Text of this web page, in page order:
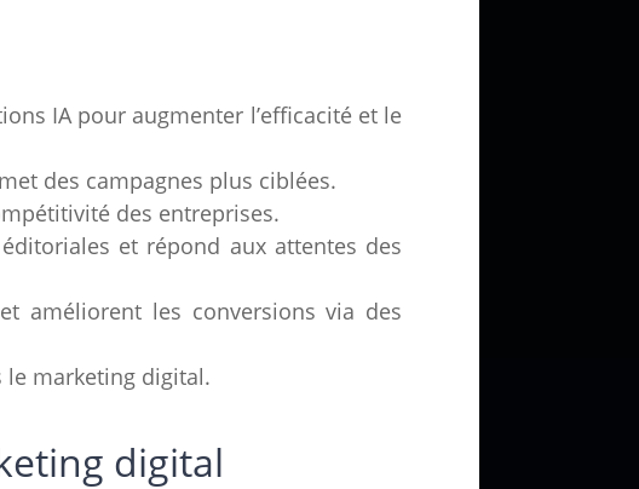
IA pour augmenter l’efficacité et le
des campagnes plus ciblées.
des entreprises.
et répond aux attentes des
améliorent les conversions via des
le marketing digital.
digital